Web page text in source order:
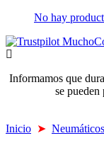
No hay
Informamos que
se pueden
Inicio ➤ Neumáticos